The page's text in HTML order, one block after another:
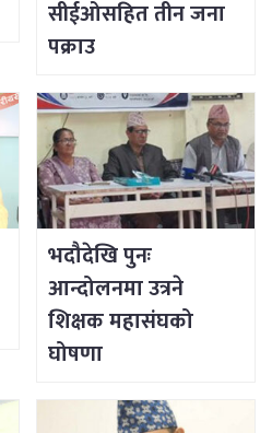
सीईओसहित तीन जना
पक्राउ
भदौदेखि पुनः
आन्दोलनमा उत्रने
शिक्षक महासंघको
घोषणा